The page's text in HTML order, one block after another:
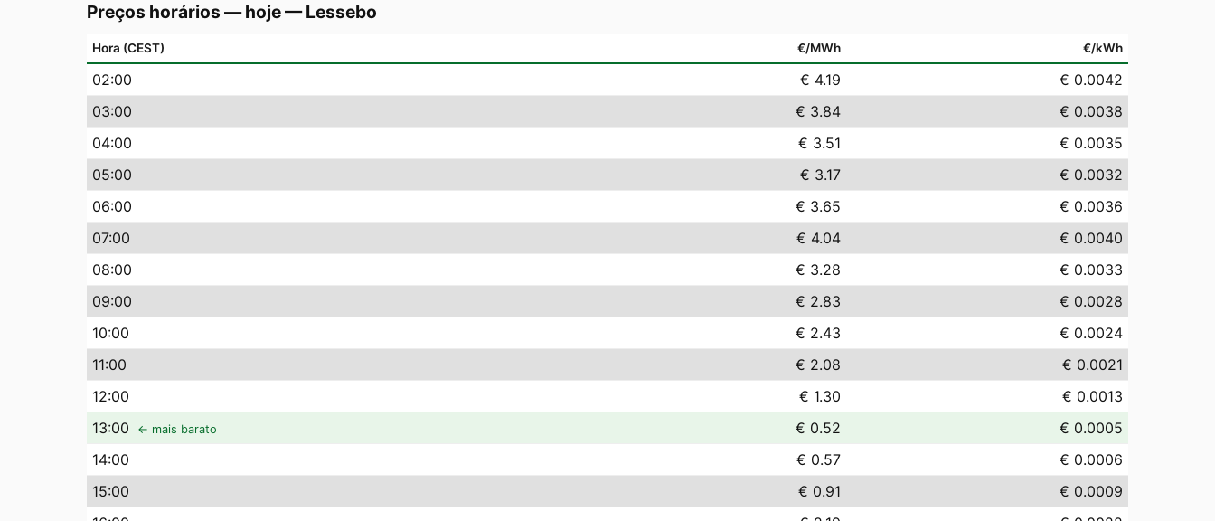
Preços horários — hoje—Lessebo
Hora (CEST) €/MWh €/kWh
02:00 € 4.19
€ 0.0042
03:00 € 3.84
€ 0.0038
04:00 € 3.51
€ 0.0035
05:00 € 3.17
€ 0.0032
06:00 € 3.65
€ 0.0036
07:00 € 4.04
€ 0.0040
08:00 € 3.28
€ 0.0033
09:00 € 2.83
€ 0.0028
10:00 € 2.43
€ 0.0024
11:00 € 2.08
€ 0.0021
12:00 € 1.30
€ 0.0013
13:00 ← mais barato € 0.52
€ 0.0005
14:00 € 0.57
€ 0.0006
15:00 € 0.91
€ 0.0009